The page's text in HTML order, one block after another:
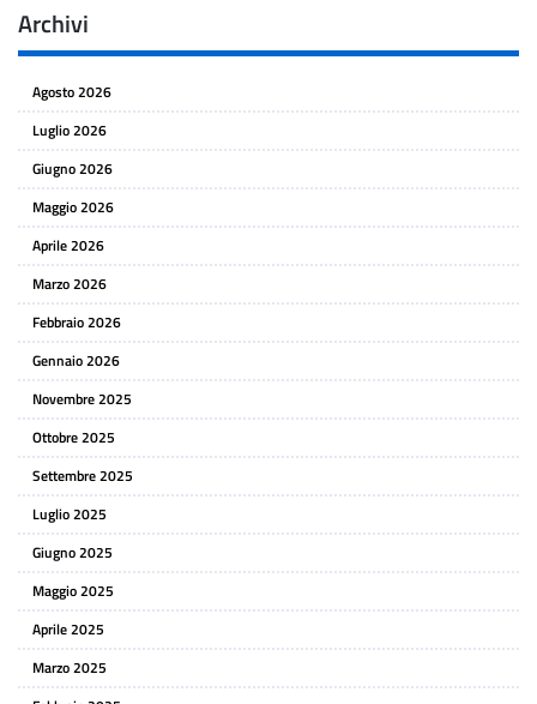
Archivi
Agosto 2026
Luglio 2026
Giugno 2026
Maggio 2026
Aprile 2026
Marzo 2026
Febbraio 2026
Gennaio 2026
Novembre 2025
Ottobre 2025
Settembre 2025
Luglio 2025
Giugno 2025
Maggio 2025
Aprile 2025
Marzo 2025